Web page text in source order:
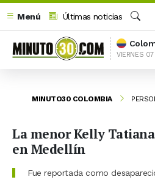
Menú
Últimas noticias
VIERNES
MINUTO30 COLOMBIA
La menor Kelly
en Medellín
Fue reportada como